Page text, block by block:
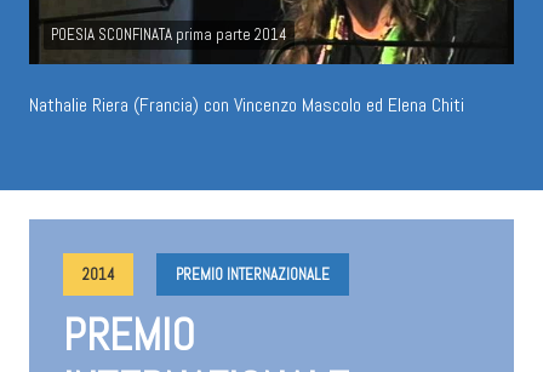
POESIA SCONFINATA prima parte 2014
Nathalie Riera (Francia) con Vincenzo Mascolo ed Elena Chiti
2014 PREMIO INTERNAZIONALE
PREMIO